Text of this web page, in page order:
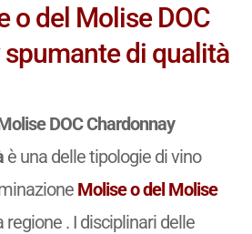
o del Molise DOC
di qualità
DOC Chardonnay
è una delle tipologie di vino
Molise o del Molise
. I disciplinari delle